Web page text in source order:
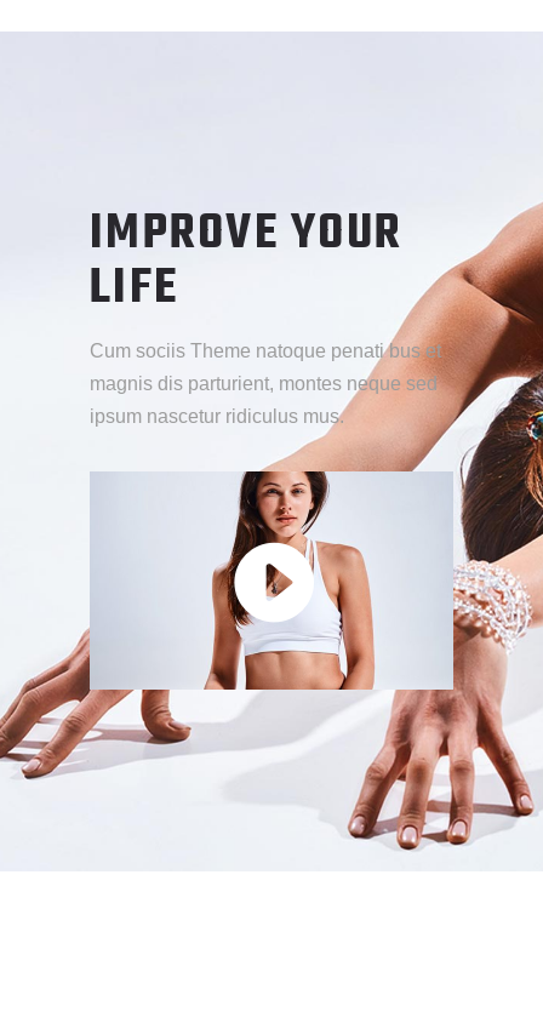
IMPROVE YOUR
LIFE
Cum sociis Theme natoque penati bus et
magnis dis parturient, montes neque sed
ipsum nascetur ridiculus mus.